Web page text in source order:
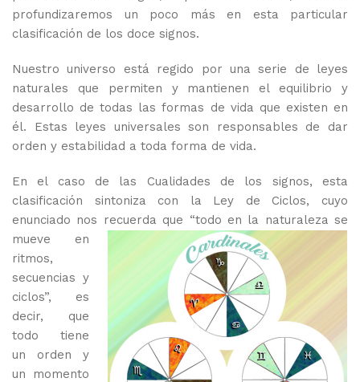
profundizaremos un poco más en esta particular
clasificación de los doce signos.
Nuestro universo está regido por una serie de leyes
naturales que permiten y mantienen el equilibrio y
desarrollo de todas las formas de vida que existen en
él. Estas leyes universales son responsables de dar
orden y estabilidad a toda forma de vida.
En el caso de las Cualidades de los signos, esta
clasificación sintoniza con la Ley de Ciclos, cuyo
enunciado nos recuerda que “todo en la naturaleza se
mueve en
ritmos,
secuencias y
ciclos”, es
decir, que
todo tiene
un orden y
un momento